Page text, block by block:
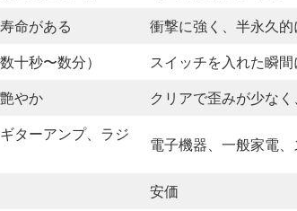
命がある
衝撃に強く、半永久
十秒〜数分）
スイッチを入れた瞬
やか クリアで歪みが少な
ターアンプ、ラジ
電子機器、一般家電
安価